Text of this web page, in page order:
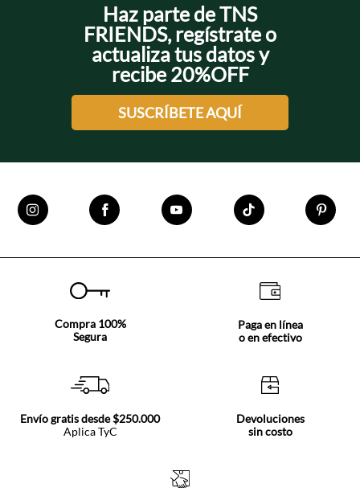
Haz parte de TNS
FRIENDS, regístrate o
actualiza tus datos y
recibe 20%OFF
SUSCRÍBETE AQUÍ
Compra 100%
Segura
Paga en línea
o en efectivo
Envío gratis desde $250.000
Aplica TyC
Devoluciones
sin costo